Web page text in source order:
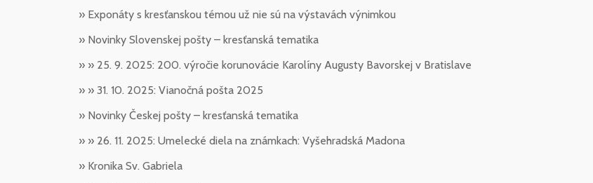
» Exponáty s kresťanskou témou už nie sú na výstavách výnimkou
» Novinky Slovenskej pošty – kresťanská tematika
» » 25. 9. 2025: 200. výročie korunovácie Karolíny Augusty Bavorskej v Bratislave
» » 31. 10. 2025: Vianočná pošta 2025
» Novinky Českej pošty – kresťanská tematika
» » 26. 11. 2025: Umelecké diela na známkach: Vyšehradská Madona
» Kronika Sv. Gabriela